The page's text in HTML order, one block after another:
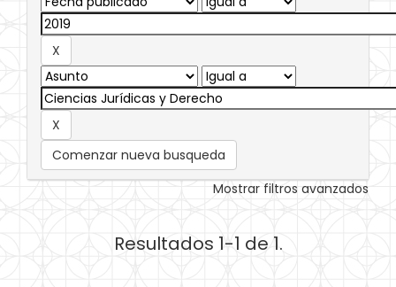
Comenzar nueva busqueda
Mostrar filtros avanzados
Resultados 1-1 de 1.